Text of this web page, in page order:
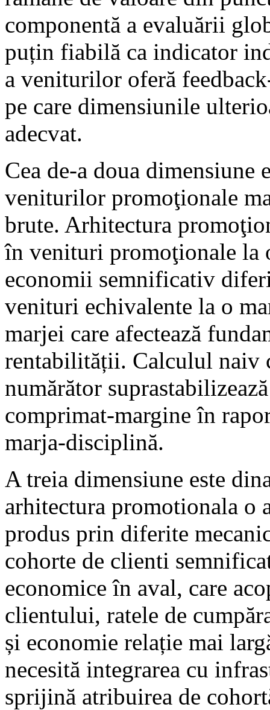
componentă a evaluării
puțin fiabilă ca indicator
a veniturilor oferă
pe care dimensiunile
adecvat.
Cea de-a doua dimensiune
veniturilor promoţionale
brute. Arhitectura
în venituri promoţionale la
economii semnificativ
venituri echivalente la o
marjei care afectează
rentabilității. Calculul naiv
numărător
comprimat-margine în
marja-disciplină.
A treia dimensiune este
arhitectura promotionala o
produs prin diferite
cohorte de clienti
economice în aval, care
clientului, ratele de
și economie relație mai
necesită integrarea cu
sprijină atribuirea de